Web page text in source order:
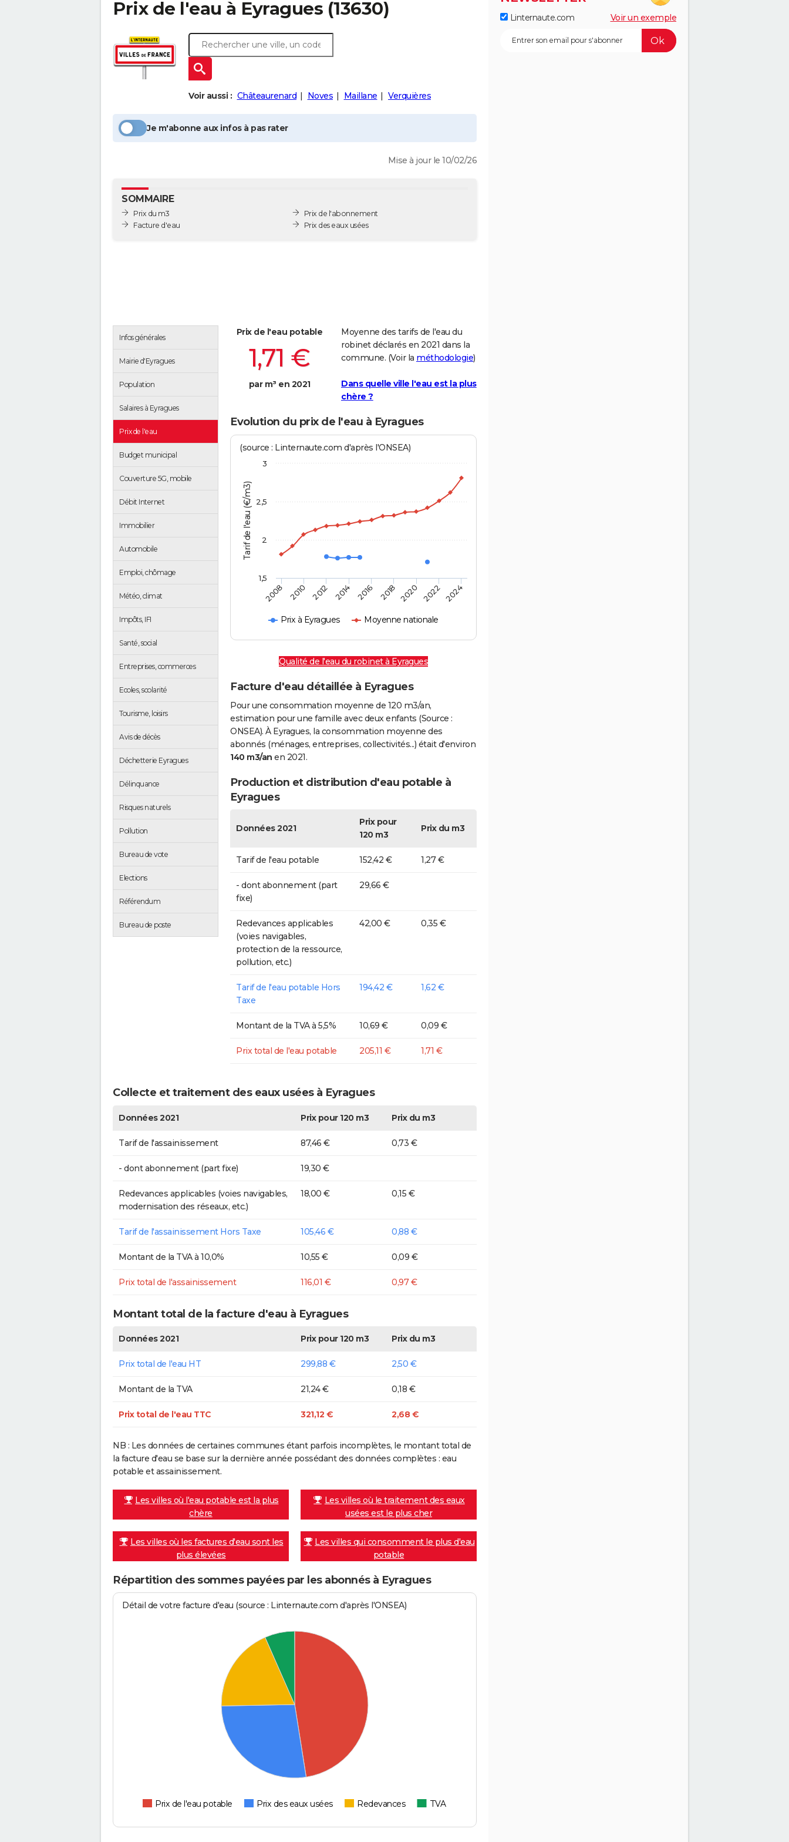
Prix de l'eau à Eyragues (13630)
Voir aussi : Châteaurenard Noves Maillane Verquières
Je m'abonne aux infos à pas rater
Mise à jour le 10/02/26
SOMMAIRE
Prix du m3
Facture d'eau
Prix de l'abonnement
Prix des eaux usées
Infos générales
Mairie d'Eyragues
Population
Salaires à Eyragues
Prix de l'eau
Budget municipal
Couverture 5G, mobile
Débit Internet
Immobilier
Automobile
Emploi, chômage
Météo, climat
Impôts, IFI
Santé, social
Entreprises, commerces
Ecoles, scolarité
Tourisme, loisirs
Avis de décès
Déchetterie Eyragues
Délinquance
Risques naturels
Pollution
Bureau de vote
Elections
Référendum
Bureau de poste
Prix de l'eau potable
1,71 €
par m³ en 2021
Moyenne des tarifs de l'eau du
robinet déclarés en 2021 dans la
commune. (Voir la méthodologie)
Dans quelle ville l'eau est la plus
chère ?
Evolution du prix de l'eau à Eyragues
Tarif de l'eau (€/m3)
(source : Linternaute.com d'après l'ONSEA)
Prix à Eyragues Moyenne nationale
2008 2010 2012 2014 2016 2018 2020 2022 2024
1,5
2
2,5
3
Qualité de l'eau du robinet à Eyragues
Facture d'eau détaillée à Eyragues
Pour une consommation moyenne de 120 m3/an,
estimation pour une famille avec deux enfants (Source :
ONSEA). À Eyragues, la consommation moyenne des
abonnés (ménages, entreprises, collectivités...) était d'environ
140 m3/an en 2021.
Production et distribution d'eau potable à
Eyragues
Données 2021
Prix pour
120 m3
Prix du m3
Tarif de l'eau potable 152,42 € 1,27 €
- dont abonnement (part
fixe)
29,66 €
Redevances applicables
(voies navigables,
protection de la ressource,
pollution, etc.)
42,00 € 0,35 €
Tarif de l'eau potable Hors
Taxe
194,42 € 1,62 €
Montant de la TVA à 5,5% 10,69 € 0,09 €
Prix total de l'eau potable 205,11 € 1,71 €
Collecte et traitement des eaux usées à Eyragues
Données 2021 Prix pour 120 m3 Prix du m3
Tarif de l'assainissement 87,46 € 0,73 €
- dont abonnement (part fixe) 19,30 €
Redevances applicables (voies navigables,
modernisation des réseaux, etc.)
18,00 € 0,15 €
Tarif de l'assainissement Hors Taxe 105,46 € 0,88 €
Montant de la TVA à 10,0% 10,55 € 0,09 €
Prix total de l'assainissement 116,01 € 0,97 €
Montant total de la facture d'eau à Eyragues
Données 2021 Prix pour 120 m3 Prix du m3
Prix total de l'eau HT 299,88 € 2,50 €
Montant de la TVA 21,24 € 0,18 €
Prix total de l'eau TTC 321,12 € 2,68 €
NB : Les données de certaines communes étant parfois incomplètes, le montant total de
la facture d'eau se base sur la dernière année possédant des données complètes : eau
potable et assainissement.
Les villes où l'eau potable est la plus
chère
Les villes où le traitement des eaux
usées est le plus cher
Les villes où les factures d'eau sont les
plus élevées
Les villes qui consomment le plus d'eau
potable
Répartition des sommes payées par les abonnés à Eyragues
Détail de votre facture d'eau (source : Linternaute.com d'après l'ONSEA)
Prix de l'eau potable Prix des eaux usées Redevances TVA
Linternaute.com Voir un exemple